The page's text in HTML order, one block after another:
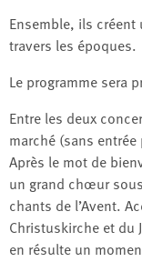
Ensemble, ils
travers les époques.
Le programme sera
Entre les deux
marché (sans entrée
Après le mot de
un grand chœur
chants de l’Avent.
Christuskirche et du
en résulte un